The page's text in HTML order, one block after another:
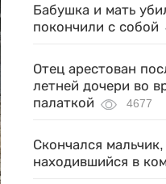
Бабушка и мать
покончили с собой
Отец арестован
летней дочери во
палаткой
4677
Скончался
находившийся в